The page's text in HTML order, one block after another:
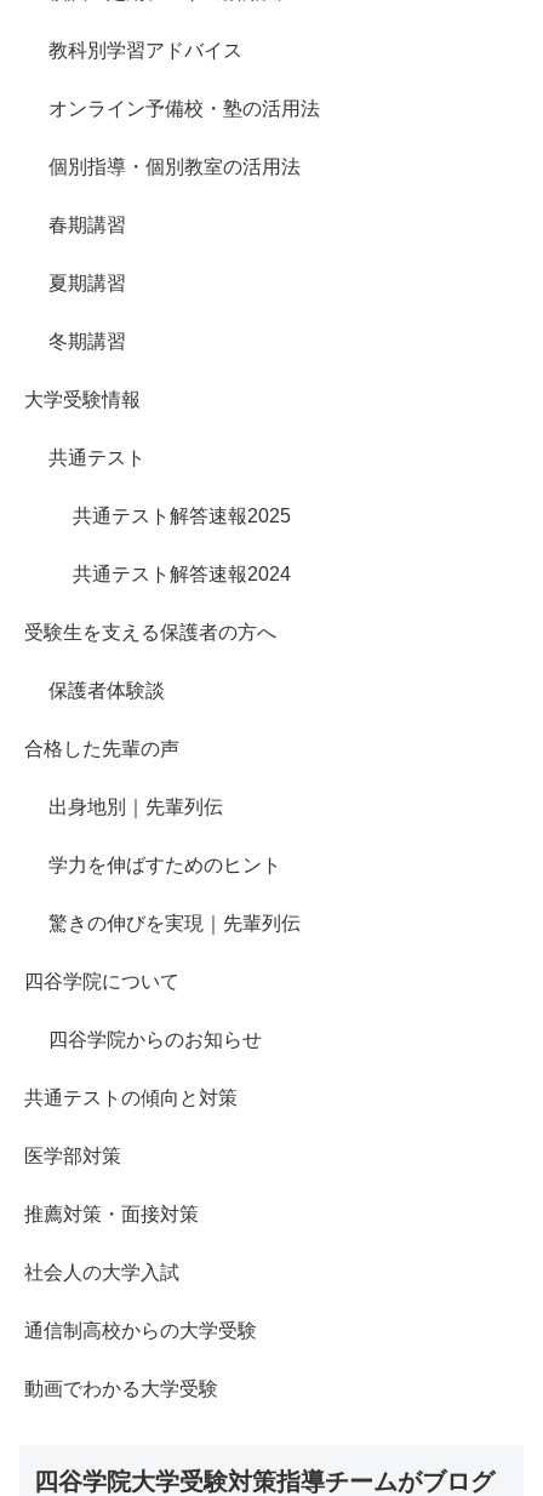
教科別学習アドバイス
オンライン予備校・塾の活用法
個別指導・個別教室の活用法
春期講習
夏期講習
冬期講習
大学受験情報
共通テスト
共通テスト解答速報2025
共通テスト解答速報2024
受験生を支える保護者の方へ
保護者体験談
合格した先輩の声
出身地別｜先輩列伝
学力を伸ばすためのヒント
驚きの伸びを実現｜先輩列伝
四谷学院について
四谷学院からのお知らせ
共通テストの傾向と対策
医学部対策
推薦対策・面接対策
社会人の大学入試
通信制高校からの大学受験
動画でわかる大学受験
四谷学院大学受験対策指導チームがブログ